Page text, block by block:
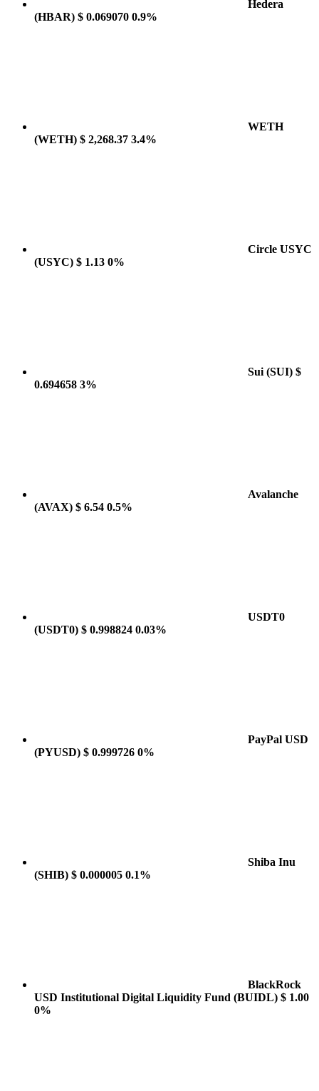
Hedera
(HBAR) $ 0.069070 0.9%
WETH
(WETH) $ 2,268.37 3.4%
Circle USYC
(USYC) $ 1.13 0%
Sui (SUI) $
0.694658 3%
Avalanche
(AVAX) $ 6.54 0.5%
USDT0
(USDT0) $ 0.998824 0.03%
PayPal USD
(PYUSD) $ 0.999726 0%
Shiba Inu
(SHIB) $ 0.000005 0.1%
BlackRock
USD Institutional Digital Liquidity Fund (BUIDL) $ 1.00
0%